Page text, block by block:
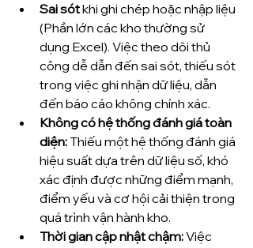
Sai sót khi ghi chép hoặc nhập liệu
(Phần lớn các kho thường sử
dụng Excel). Việc theo dõi thủ
công dễ dẫn đến sai sót, thiếu sót
trong việc ghi nhận dữ liệu, dẫn
đến báo cáo không chính xác.
Không có hệ thống đánh giá toàn
diện: Thiếu một hệ thống đánh giá
hiệu suất dựa trên dữ liệu số, khó
xác định được những điểm mạnh,
điểm yếu và cơ hội cải thiện trong
quá trình vận hành kho.
Thời gian cập nhật chậm: Việc